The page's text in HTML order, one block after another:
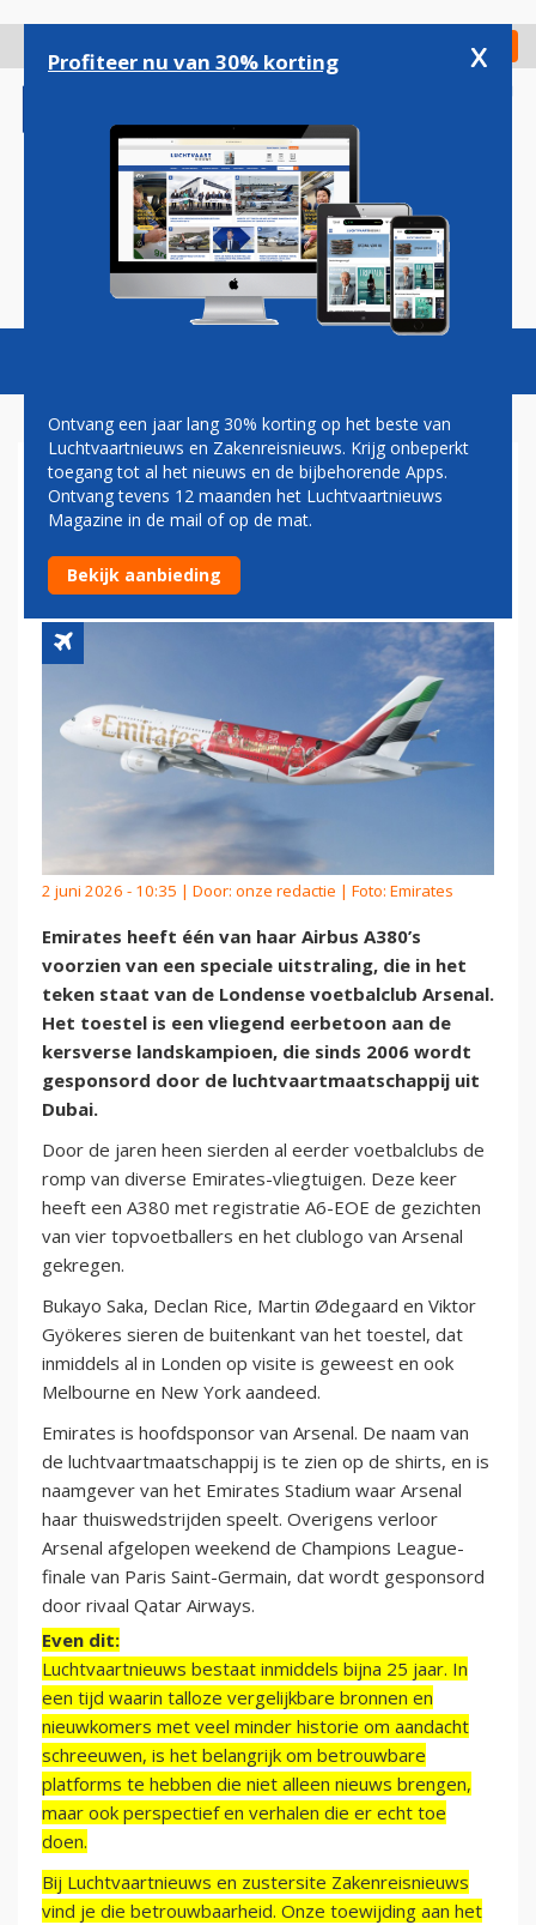
gaan
Check in
Magazine Podcasts Vacatures
EMIRATES EERT
LANDSKAMPIOEN ARSENAL
MET SPECIALE AIRBUS A380
2 juni 2026 - 10:35 | Door: onze redactie | Foto: Emirates
Emirates heeft één van haar Airbus A380’s
voorzien van een speciale uitstraling, die in het
teken staat van de Londense voetbalclub Arsenal.
Het toestel is een vliegend eerbetoon aan de
kersverse landskampioen, die sinds 2006 wordt
gesponsord door de luchtvaartmaatschappij uit
Dubai.
Door de jaren heen sierden al eerder voetbalclubs de
romp van diverse Emirates-vliegtuigen. Deze keer
heeft een A380 met registratie A6-EOE de gezichten
van vier topvoetballers en het clublogo van Arsenal
gekregen.
Bukayo Saka, Declan Rice, Martin Ødegaard en Viktor
Gyökeres sieren de buitenkant van het toestel, dat
inmiddels al in Londen op visite is geweest en ook
Melbourne en New York aandeed.
Emirates is hoofdsponsor van Arsenal. De naam van
de luchtvaartmaatschappij is te zien op de shirts, en is
naamgever van het Emirates Stadium waar Arsenal
haar thuiswedstrijden speelt. Overigens verloor
Arsenal afgelopen weekend de Champions League-
finale van Paris Saint-Germain, dat wordt gesponsord
door rivaal Qatar Airways.
Even dit:
Luchtvaartnieuws bestaat inmiddels bijna 25 jaar. In
een tijd waarin talloze vergelijkbare bronnen en
nieuwkomers met veel minder historie om aandacht
schreeuwen, is het belangrijk om betrouwbare
platforms te hebben die niet alleen nieuws brengen,
maar ook perspectief en verhalen die er echt toe
doen.
Bij Luchtvaartnieuws en zustersite Zakenreisnieuws
vind je die betrouwbaarheid. Onze toewijding aan het
Profiteer nu van 30% korting x
Ontvang een jaar lang 30% korting op het beste van
Luchtvaartnieuws en Zakenreisnieuws. Krijg onbeperkt
toegang tot al het nieuws en de bijbehorende Apps.
Ontvang tevens 12 maanden het Luchtvaartnieuws
Magazine in de mail of op de mat.
Bekijk aanbieding